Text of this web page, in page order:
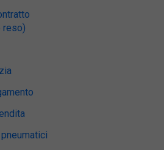
reso)